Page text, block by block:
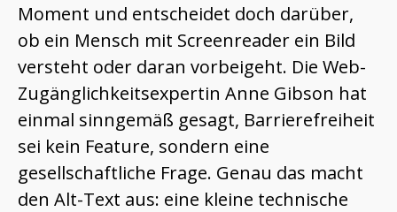
Moment und entscheidet doch darüber,
ob ein Mensch mit Screenreader ein Bild
versteht oder daran vorbeigeht. Die Web-
Zugänglichkeitsexpertin Anne Gibson hat
einmal sinngemäß gesagt, Barrierefreiheit
sei kein Feature, sondern eine
gesellschaftliche Frage. Genau das macht
den Alt-Text aus: eine kleine technische